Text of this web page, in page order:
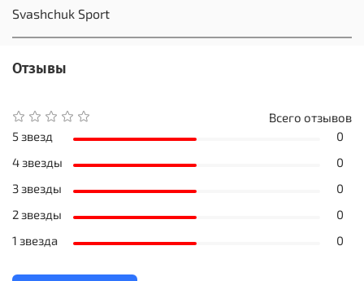
Svashchuk Sport
Отзывы
Всего отзывов
5 звезд
0
4 звезды
0
3 звезды
0
2 звезды
0
1 звезда
0